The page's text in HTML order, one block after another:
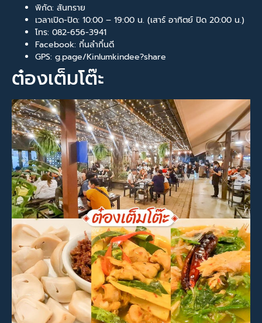
พิกัด: สันทราย
เวลาเปิด-ปิด: 10:00 – 19:00 น. (เสาร์ อาทิตย์ ปิด 20:00 น.)
โทร: 082-656-3941
Facebook: กิ๋นลำกิ๋นดี
GPS: g.page/Kinlumkindee?share
ต๋องเต็มโต๊ะ